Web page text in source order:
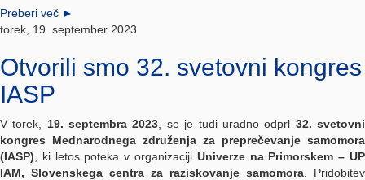
Preberi več ►
torek, 19. september 2023
Otvorili smo 32. svetovni kongres
IASP
V torek, 19. septembra 2023 , se je tudi uradno odprl 32. svetovni
kongres Mednarodnega združenja za preprečevanje samomora
(IASP) , ki letos poteka v organizaciji Univerze na Primorskem – UP
IAM, Slovenskega centra za raziskovanje samomora . Pridobitev